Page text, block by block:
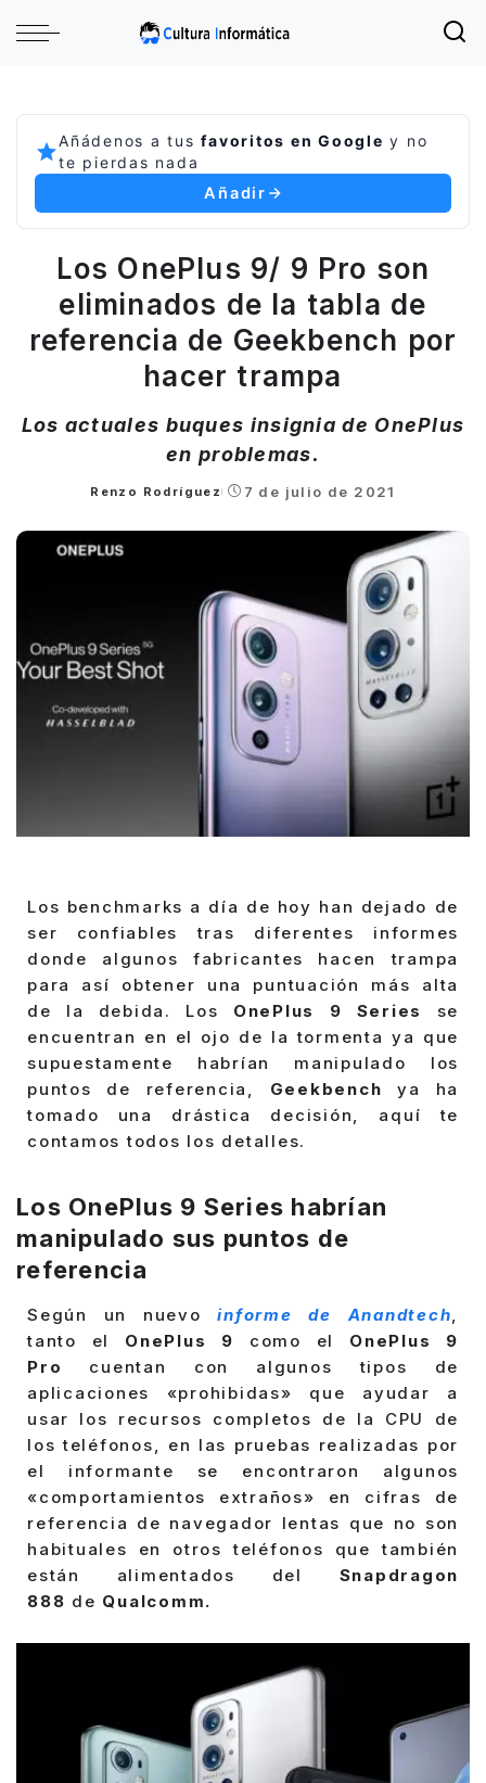
Añádenos a tusfavoritos en Google y no
te pierdas nada
Añadir
Los OnePlus 9/ 9 Pro son
eliminados de la tabla de
referencia de Geekbench por
hacer trampa
Los actuales buques insignia de OnePlus
en problemas.
Posted
Renzo Rodríguez 7 de julio de 2021
Los benchmarks a día de hoy han dejado de
ser confiables tras diferentes informes
donde algunos fabricantes hacen trampa
para así obtener una puntuación más alta
de la debida. Los OnePlus 9 Series se
encuentran en el ojo de la tormenta ya que
supuestamente habrían manipulado los
puntos de referencia, Geekbench ya ha
tomado una drástica decisión, aquí te
contamos todos los detalles.
Los OnePlus 9 Series habrían
manipulado sus puntos de
referencia
Según un nuevo informe de Anandtech,
tanto el OnePlus 9 como el OnePlus 9
Pro cuentan con algunos tipos de
aplicaciones «prohibidas» que ayudar a
usar los recursos completos de la CPU de
los teléfonos, en las pruebas realizadas por
el informante se encontraron algunos
«comportamientos extraños» en cifras de
referencia de navegador lentas que no son
habituales en otros teléfonos que también
están alimentados del Snapdragon
888 de Qualcomm.